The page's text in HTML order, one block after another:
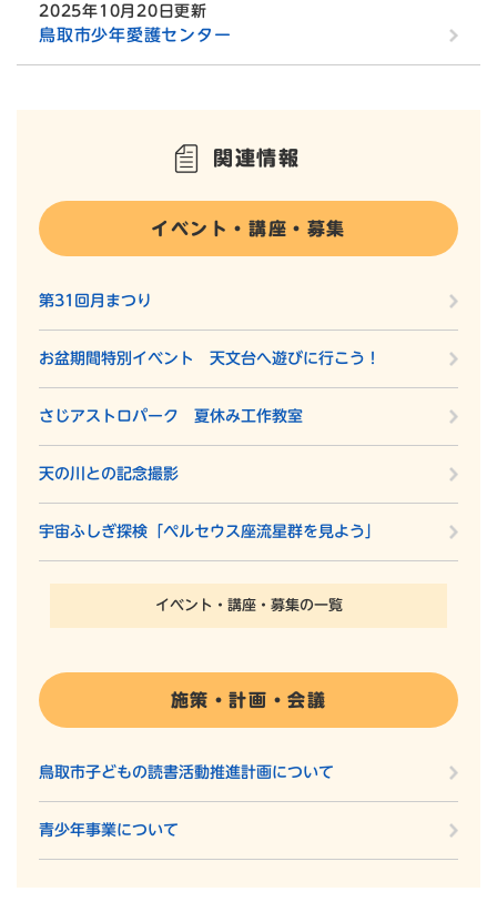
2025年10月20日更新
鳥取市少年愛護センター
関連情報
イベント・講座・募集
第31回月まつり
お盆期間特別イベント 天文台へ遊びに行こう！
さじアストロパーク 夏休み工作教室
天の川との記念撮影
宇宙ふしぎ探検「ペルセウス座流星群を見よう」
イベント・講座・募集の一覧
施策・計画・会議
鳥取市子どもの読書活動推進計画について
青少年事業について